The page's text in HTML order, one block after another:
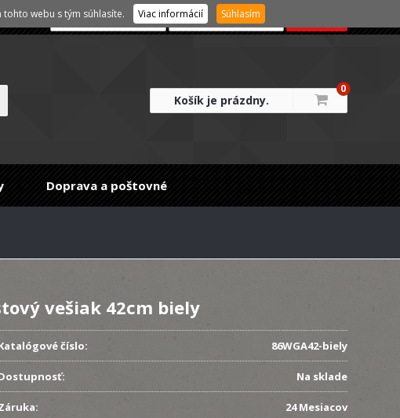
heslo
Košík je prázdny.
0
Doprava a poštovné
vešiak 42cm biely
číslo: 86WGA42-biely
Na sklade
24 Mesiacov
webu s tým súhlasíte. Viac informácií Súhlasím